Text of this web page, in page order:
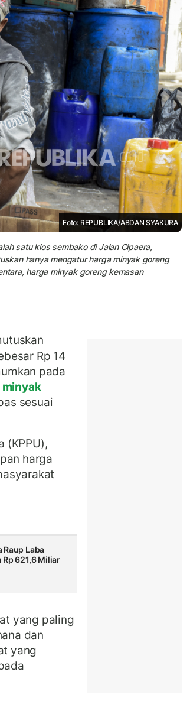
Foto: REPUBLIKA/ABDAN SYAKURA
satu kios sembako di Jalan Cipaera,
hanya mengatur harga minyak goreng
harga minyak goreng kemasan
Rp 14
pada
minyak
sesuai
(KPPU),
harga
Raup Laba
Rp 621,6 Miliar
yang paling
dan
yang